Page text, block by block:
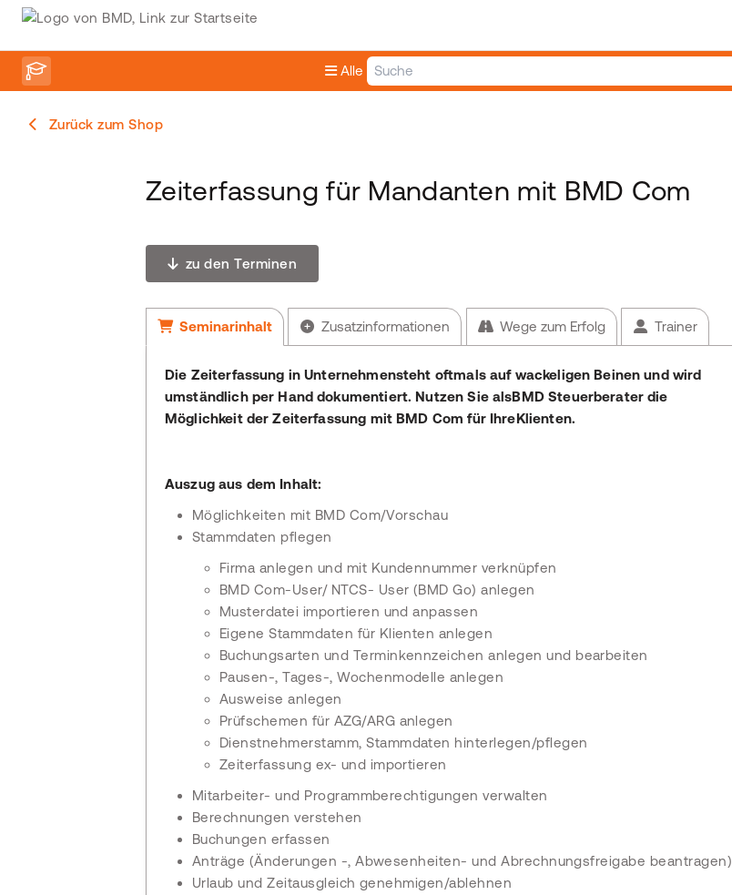
Alle
Zurück zum Shop
Zeiterfassung für Mandanten mit BMD Com
zu den Terminen
Seminarinhalt Zusatzinformationen Wege zum Erfolg Trainer
Die Zeiterfassung in Unternehmensteht oftmals auf wackeligen Beinen und wird
umständlich per Hand dokumentiert. Nutzen Sie alsBMD Steuerberater die
Möglichkeit der Zeiterfassung mit BMD Com für IhreKlienten.
Auszug aus dem Inhalt:
Möglichkeiten mit BMD Com/Vorschau
Stammdaten pflegen
Firma anlegen und mit Kundennummer verknüpfen
BMD Com-User/ NTCS- User (BMD Go) anlegen
Musterdatei importieren und anpassen
Eigene Stammdaten für Klienten anlegen
Buchungsarten und Terminkennzeichen anlegen und bearbeiten
Pausen-, Tages-, Wochenmodelle anlegen
Ausweise anlegen
Prüfschemen für AZG/ARG anlegen
Dienstnehmerstamm, Stammdaten hinterlegen/pflegen
Zeiterfassung ex- und importieren
Mitarbeiter- und Programmberechtigungen verwalten
Berechnungen verstehen
Buchungen erfassen
Anträge (Änderungen -, Abwesenheiten- und Abrechnungsfreigabe beantragen)
Urlaub und Zeitausgleich genehmigen/ablehnen